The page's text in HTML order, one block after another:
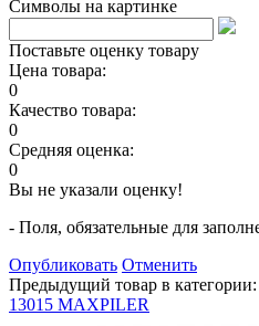
Символы на картинке
Поставьте оценку товару
Цена товара:
0
Качество товара:
0
Средняя оценка:
0
Вы не указали оценку!
- Поля, обязательные для
Опубликовать Отменить
Предыдущий товар в категории:
13015 MAXPILER